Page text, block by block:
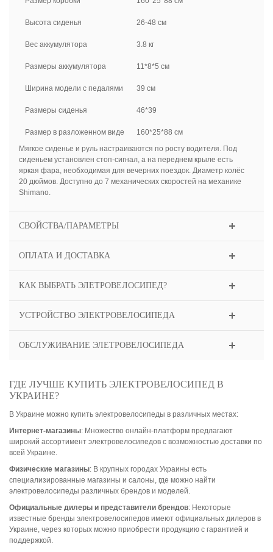
Высота сиденья 26-48 см
Вес аккумулятора 3.8 кг
Размеры аккумулятора 11*8*5 см
Ширина модели с педалями 39 см
Размеры сиденья 46*39
Размер в разложенном виде
160*25*88 см
Мягкое сиденье и руль настраиваются по росту водителя. Под
сиденьем установлен стоп-сигнал, а на переднем крыле есть
яркая фара, необходимая для вечерних поездок. Диаметр колёс
20 дюймов. Доступно до 7 механических скоростей на механике
Shimano.
СВОЙСТВА/ПАРАМЕТРЫ
ОПЛАТА И ДОСТАВКА
КАК ВЫБРАТЬ ЭЛЕТРОВЕЛОСИПЕД?
УСТРОЙСТВО ЭЛЕКТРОВЕЛОСИПЕДА
ОБСЛУЖИВАНИЕ ЭЛЕТРОВЕЛОСИПЕДА
ГДЕ ЛУЧШЕ КУПИТЬ ЭЛЕКТРОВЕЛОСИПЕД В
УКРАИНЕ?
В Украине можно купить электровелосипеды в различных местах:
Интернет-магазины: Множество онлайн-платформ предлагают
широкий ассортимент электровелосипедов с возможностью доставки по
всей Украине.
Физические магазины: В крупных городах Украины есть
специализированные магазины и салоны, где можно найти
электровелосипеды различных брендов и моделей.
Официальные дилеры и представители брендов: Некоторые
известные бренды электровелосипедов имеют официальных дилеров в
Украине, через которых можно приобрести продукцию с гарантией и
поддержкой.